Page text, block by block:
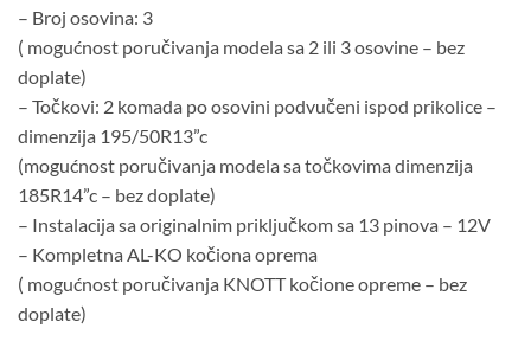
– Broj osovina: 3
( mogućnost poručivanja modela sa 2 ili 3 osovine – bez
doplate)
– Točkovi: 2 komada po osovini podvučeni ispod prikolice –
dimenzija 195/50R13”c
(mogućnost poručivanja modela sa točkovima dimenzija
185R14”c – bez doplate)
– Instalacija sa originalnim priključkom sa 13 pinova – 12V
– Kompletna AL-KO kočiona oprema
( mogućnost poručivanja KNOTT kočione opreme – bez
doplate)